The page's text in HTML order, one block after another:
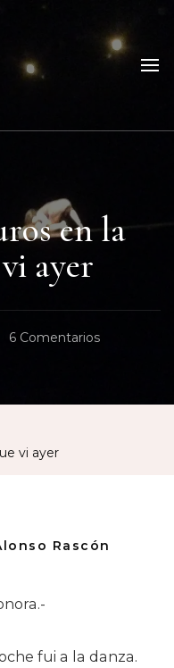
en la
ayer
6 ComentariosEn
Vi
vi ayer
Rascón
fui a la danza.